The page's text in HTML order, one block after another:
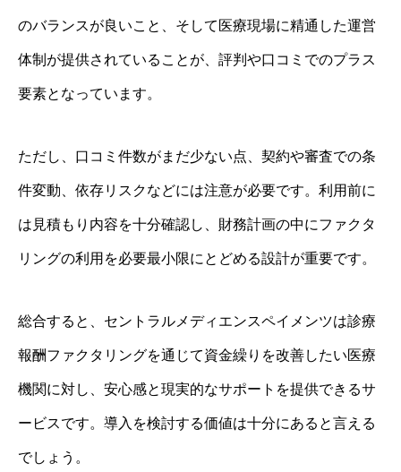
のバランスが良いこと、そして医療現場に精通した運営
体制が提供されていることが、評判や口コミでのプラス
要素となっています。
ただし、口コミ件数がまだ少ない点、契約や審査での条
件変動、依存リスクなどには注意が必要です。利用前に
は見積もり内容を十分確認し、財務計画の中にファクタ
リングの利用を必要最小限にとどめる設計が重要です。
総合すると、セントラルメディエンスペイメンツは診療
報酬ファクタリングを通じて資金繰りを改善したい医療
機関に対し、安心感と現実的なサポートを提供できるサ
ービスです。導入を検討する価値は十分にあると言える
でしょう。